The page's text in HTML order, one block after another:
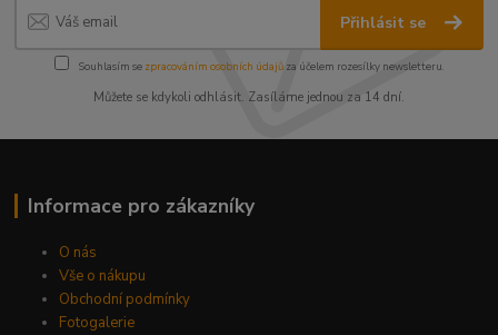
Přihlásit se
Souhlasím se zpracováním osobních údajůza účelem rozesílky newsletteru.
Můžete se kdykoli odhlásit. Zasíláme jednou za 14 dní.
Informace pro zákazníky
O nás
Vše o nákupu
Obchodní podmínky
Fotogalerie